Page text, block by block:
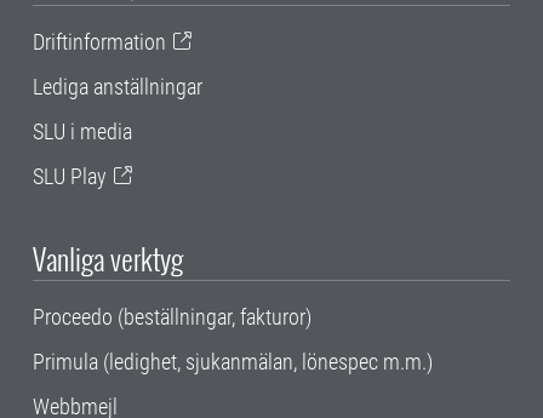
Driftinformation
Lediga anställningar
SLU i media
SLU Play
Vanliga verktyg
Proceedo (beställningar, fakturor)
Primula (ledighet, sjukanmälan, lönespec m.m.)
Webbmejl